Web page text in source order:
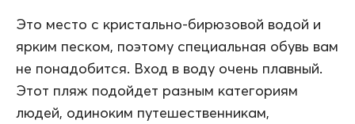
Это место с кристально-бирюзовой водой и
ярким песком, поэтому специальная обувь вам
не понадобится. Вход в воду очень плавный.
Этот пляж подойдет разным категориям
людей, одиноким путешественникам,